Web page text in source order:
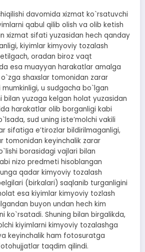
davomida xizmat ko`rsatuvchi
qabul qilib olish va olib ketish
xizmat sifati yuzasidan hech qanday
kiyimlar kimyoviy tozalash
oradan biroz vaqt
esa muayyan harakatlar amalga
shaxslar tomonidan zarar
u sudgacha bo`lgan
bilan yuzaga kelgan holat yuzasidan
harakatlar olib borganligi kabi
sud uning isteʼmolchi vakili
sifatiga eʼtirozlar bildirilmaganligi,
tomonidan keyinchalik zarar
borasidagi vajlari bilan
nizo predmeti hisoblangan
qadar kimyoviy tozalash
(birkalari) saqlanib turganligini
esa kiyimlar kimyoviy tozlash
buyon undan hech kim
ko`rsatadi. Shuning bilan birgalikda,
kiyimlarni kimyoviy tozalashga
keyinchalik ham fotosuratga
taqdim qilindi.